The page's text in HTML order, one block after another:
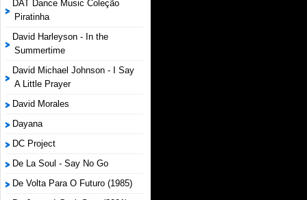
DAT Dance Music Coleção
Piratinha
David Harleyson - In the
Summertime
David Michael Johnson - I Say
A Little Prayer
David Morales
Dayana
DC Project
De La Soul - Say No Go
De Volta Para O Futuro (1985)